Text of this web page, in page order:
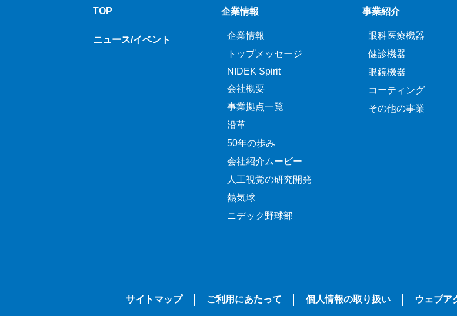
TOP
ニュース/イベント
企業情報
企業情報
トップメッセージ
NIDEK Spirit
会社概要
事業拠点一覧
沿革
50年の歩み
会社紹介ムービー
人工視覚の研究開発
熱気球
ニデック野球部
事業紹介
眼科医療機器
健診機器
眼鏡機器
コーティング
その他の事業
サイトマップ ご利用にあたって 個人情報の取り扱い ウェブア